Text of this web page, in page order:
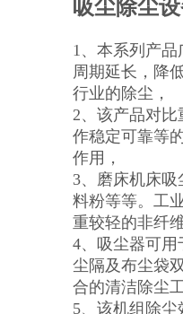
吸尘除尘
1、本系列产
周期延长，降
行业的除尘，
2、该产品对
作稳定可靠等
作用，
3、磨床机床
料粉等等。工
重较轻的非纤
4、吸尘器可
尘隔及布尘袋
合的清洁除尘
5、该机组除